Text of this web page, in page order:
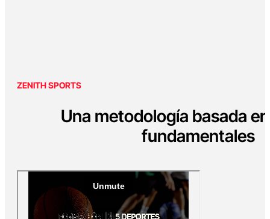
ZENITH SPORTS
Una metodología basada
fundamentales